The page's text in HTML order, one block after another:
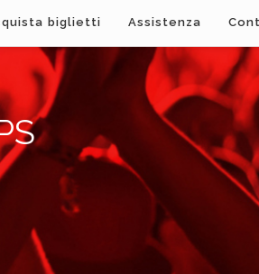
biglietti Assistenza